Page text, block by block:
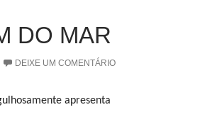
DO MAR
DEIXE UM COMENTÁRIO
apresenta